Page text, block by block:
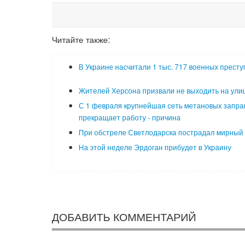
Читайте также:
В Украине насчитали 1 тыс. 717 военных
Жителей Херсона призвали не выходить на
С 1 февраля крупнейшая сеть метановых
прекращает работу - причина
При обстреле Светлодарска пострадал мирный
На этой неделе Эрдоган прибудет в Украину
ДОБАВИТЬ КОММЕНТАРИЙ